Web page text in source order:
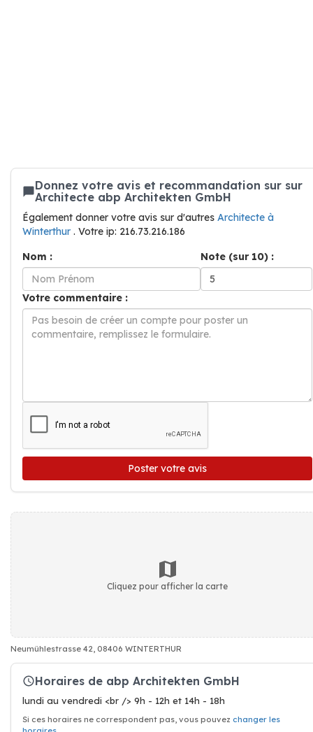
Donnez votre avis et recommandation sur sur
Architecte abp Architekten GmbH
Également donner votre avis sur d'autres Architecte à
Winterthur . Votre ip: 216.73.216.186
Nom :
Note (sur 10) :
Votre commentaire :
Poster votre avis
Cliquez pour afficher la carte
Neumühlestrasse 42, 08406 WINTERTHUR
Horaires de abp Architekten GmbH
lundi au vendredi <br /> 9h - 12h et 14h - 18h
Si ces horaires ne correspondent pas, vous pouvez changer les